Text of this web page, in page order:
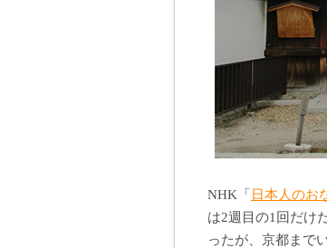
NHK「 日本人のお
は2週目の1回だけ
ったが、京都まで